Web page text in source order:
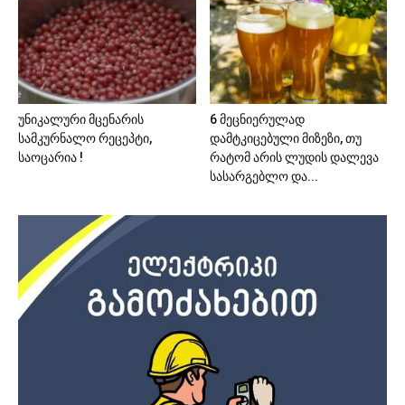
უნიკალური მცენარის
სამკურნალო რეცეპტი,
საოცარია !
6 მეცნიერულად
დამტკიცებული მიზეზი, თუ
რატომ არის ლუდის დალევა
სასარგებლო და...